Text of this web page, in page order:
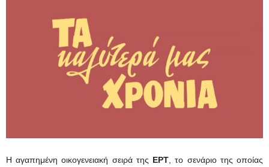
Η αγαπημένη οικογενειακή σειρά της ΕΡΤ , το σενάριο της οποίας